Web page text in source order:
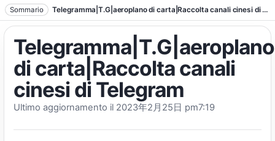
Vai al testo
Sommario Telegramma|T.G|aeroplano di carta|Raccolta canali cinesi di Telegram
Telegramma|T.G|aeroplano
di carta|Raccolta canali
cinesi di Telegram
Ultimo aggiornamento il 2023年2月25日 pm7:19